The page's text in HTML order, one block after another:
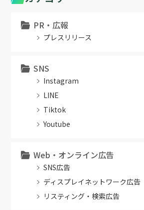
PR・広報
プレスリリース
SNS
Instagram
LINE
Tiktok
Youtube
Web・オンライン広告
SNS広告
ディスプレイネットワーク広告
リスティング・検索広告